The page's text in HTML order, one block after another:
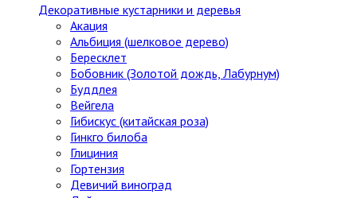
Декоративные кустарники и деревья
Акация
Альбиция (шелковое дерево)
Бересклет
Бобовник (Золотой дождь, Лабурнум)
Буддлея
Вейгела
Гибискус (китайская роза)
Гинкго билоба
Глициния
Гортензия
Девичий виноград